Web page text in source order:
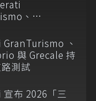
、
、
與 Grecale 持
測試
布 2026「三